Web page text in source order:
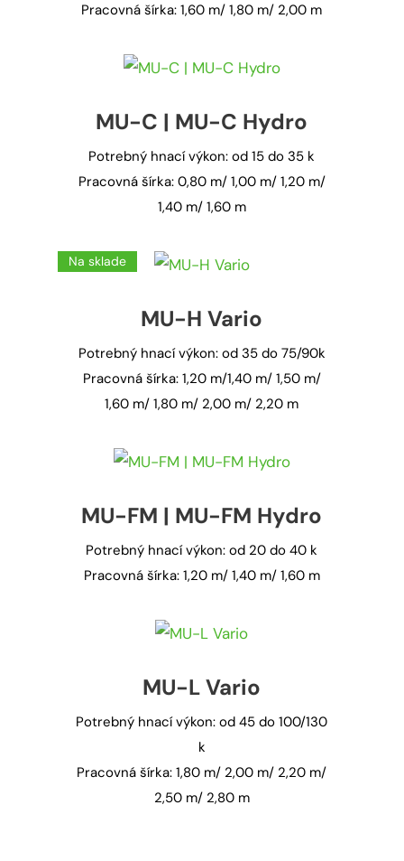
Pracovná šírka: 1,60 m/ 1,80 m/ 2,00 m
MU-C | MU-C Hydro
Potrebný hnací výkon: od 15 do 35 k
Pracovná šírka: 0,80 m/ 1,00 m/ 1,20 m/
1,40 m/ 1,60 m
Na sklade
MU-H Vario
Potrebný hnací výkon: od 35 do 75/90k
Pracovná šírka: 1,20 m/1,40 m/ 1,50 m/
1,60 m/ 1,80 m/ 2,00 m/ 2,20 m
MU-FM | MU-FM Hydro
Potrebný hnací výkon: od 20 do 40 k
Pracovná šírka: 1,20 m/ 1,40 m/ 1,60 m
MU-L Vario
Potrebný hnací výkon: od 45 do 100/130
k
Pracovná šírka: 1,80 m/ 2,00 m/ 2,20 m/
2,50 m/ 2,80 m